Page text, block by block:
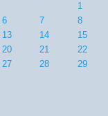
1
6
7 8
13
14 15
20
21 22
27
28 29